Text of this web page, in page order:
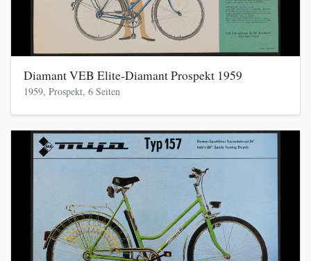
Diamant VEB Elite-Diamant Prospekt 1959
1959, Prospekt, 6 Seiten